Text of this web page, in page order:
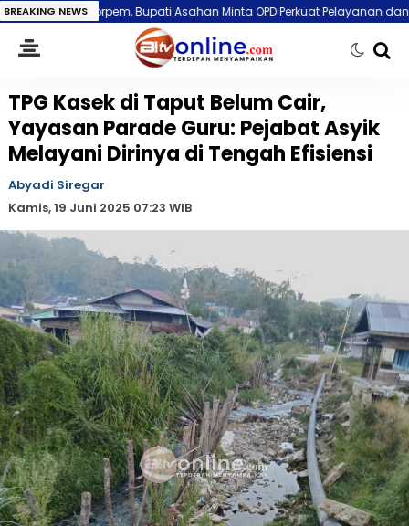
BREAKING NEWS
Bupati Asahan Minta OPD Perkuat Pelayanan dan Matangkan
TPG Kasek di Taput Belum Cair,
Yayasan Parade Guru: Pejabat Asyik
Melayani Dirinya di Tengah Efisiensi
Abyadi Siregar
Kamis, 19 Juni 2025 07:23 WIB